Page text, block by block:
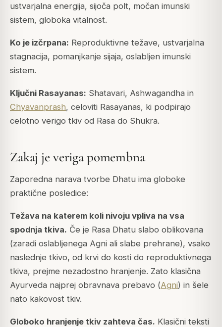
ustvarjalna energija, sijoča polt, močan imunski
sistem, globoka vitalnost.
Ko je izčrpana: Reproduktivne težave, ustvarjalna
stagnacija, pomanjkanje sijaja, oslabljen imunski
sistem.
Ključni Rasayanas: Shatavari, Ashwagandha in
Chyavanprash, celoviti Rasayanas, ki podpirajo
celotno verigo tkiv od Rasa do Shukra.
Zakaj je veriga pomembna
Zaporedna narava tvorbe Dhatu ima globoke
praktične posledice:
Težava na katerem koli nivoju vpliva na vsa
spodnja tkiva. Če je Rasa Dhatu slabo oblikovana
(zaradi oslabljenega Agni ali slabe prehrane), vsako
naslednje tkivo, od krvi do kosti do reproduktivnega
tkiva, prejme nezadostno hranjenje. Zato klasična
Ayurveda najprej obravnava prebavo (Agni) in šele
nato kakovost tkiv.
Globoko hranjenje tkiv zahteva čas. Klasični teksti